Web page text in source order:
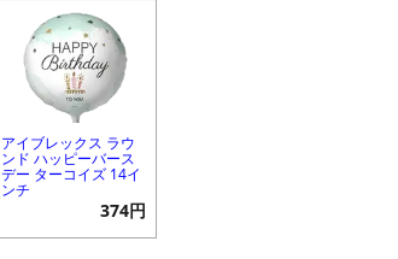
アイブレックス ラウ
ンド ハッピーバース
デー ターコイズ 14イ
ンチ
374円